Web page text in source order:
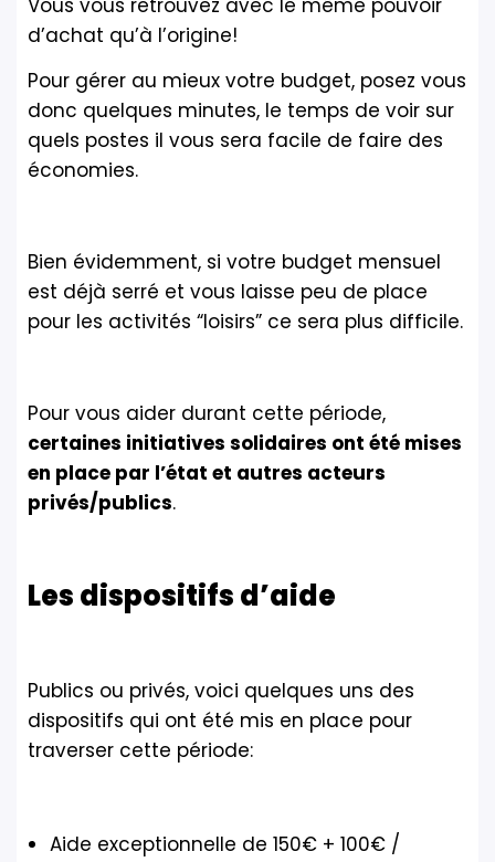
d’achat qu’à l’origine!
Pour gérer au mieux votre budget, posez vous
donc quelques minutes, le temps de voir sur
quels postes il vous sera facile de faire des
économies.
Bien évidemment, si votre budget mensuel
est déjà serré et vous laisse peu de place
pour les activités “loisirs” ce sera plus difficile.
Pour vous aider durant cette période,
certaines initiatives solidaires ont été mises
en place par l’état et autres acteurs
privés/publics.
Les dispositifs d’aide
Publics ou privés, voici quelques uns des
dispositifs qui ont été mis en place pour
traverser cette période:
Aide exceptionnelle de 150€ + 100€ /